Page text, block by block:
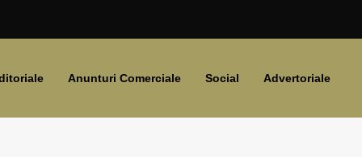
Anunturi Comerciale Social Advertoriale